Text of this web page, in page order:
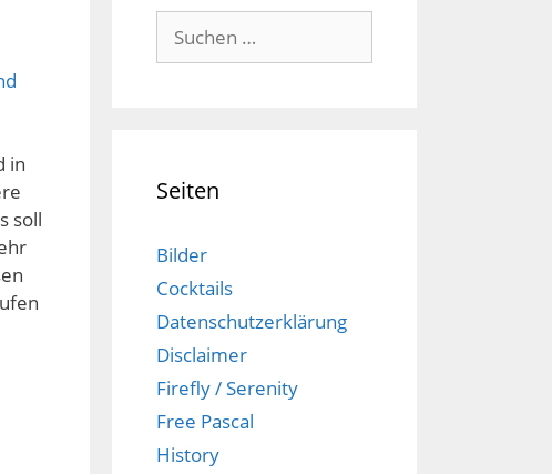
in
soll
Suchen
nach:
Seiten
Bilder
Cocktails
Datenschutzerklärung
Disclaimer
Firefly / Serenity
Free Pascal
History